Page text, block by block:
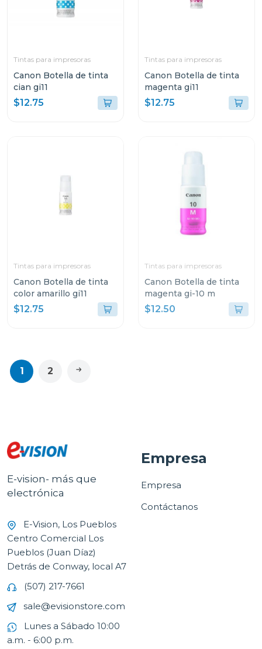
Tintas para impresoras
Canon Botella de tinta
cian gi11
$12.75
Tintas para impresoras
Canon Botella de tinta
magenta gi11
$12.75
Tintas para impresoras
Canon Botella de tinta
color amarillo gi11
$12.75
Tintas para impresoras
Canon Botella de tinta
magenta gi-10 m
$12.50
1 2
E-vision- más que
electrónica
E-Vision, Los Pueblos
Centro Comercial Los
Pueblos (Juan Díaz)
Detrás de Conway, local A7
(507) 217-7661
sale@evisionstore.com
Lunes a Sábado 10:00
a.m. - 6:00 p.m.
Empresa
Empresa
Contáctanos